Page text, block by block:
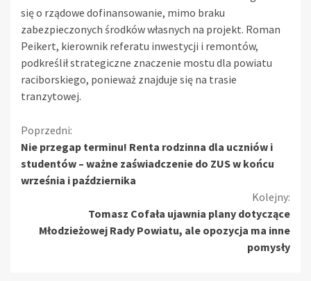
się o rządowe dofinansowanie, mimo braku
zabezpieczonych środków własnych na projekt. Roman
Peikert, kierownik referatu inwestycji i remontów,
podkreślił strategiczne znaczenie mostu dla powiatu
raciborskiego, ponieważ znajduje się na trasie
tranzytowej.
Kontynuuj
czytanie
Poprzedni:
Nie przegap terminu! Renta rodzinna dla uczniów i
studentów – ważne zaświadczenie do ZUS w końcu
września i października
Kolejny:
Tomasz Cofała ujawnia plany dotyczące
Młodzieżowej Rady Powiatu, ale opozycja ma inne
pomysły